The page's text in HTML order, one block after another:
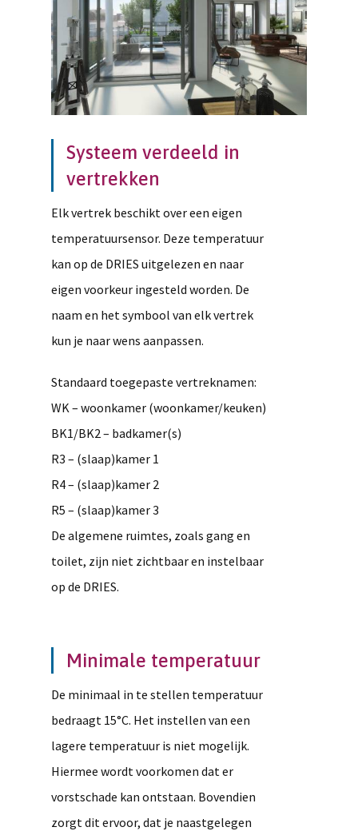
Systeem verdeeld in
vertrekken
Elk vertrek beschikt over een eigen
temperatuursensor. Deze temperatuur
kan op de DRIES uitgelezen en naar
eigen voorkeur ingesteld worden. De
naam en het symbool van elk vertrek
kun je naar wens aanpassen.
Standaard toegepaste vertreknamen:
WK – woonkamer (woonkamer/keuken)
BK1/BK2 – badkamer(s)
R3 – (slaap)kamer 1
R4 – (slaap)kamer 2
R5 – (slaap)kamer 3
De algemene ruimtes, zoals gang en
toilet, zijn niet zichtbaar en instelbaar
op de DRIES.
Minimale temperatuur
De minimaal in te stellen temperatuur
bedraagt 15°C. Het instellen van een
lagere temperatuur is niet mogelijk.
Hiermee wordt voorkomen dat er
vorstschade kan ontstaan. Bovendien
zorgt dit ervoor, dat je naastgelegen